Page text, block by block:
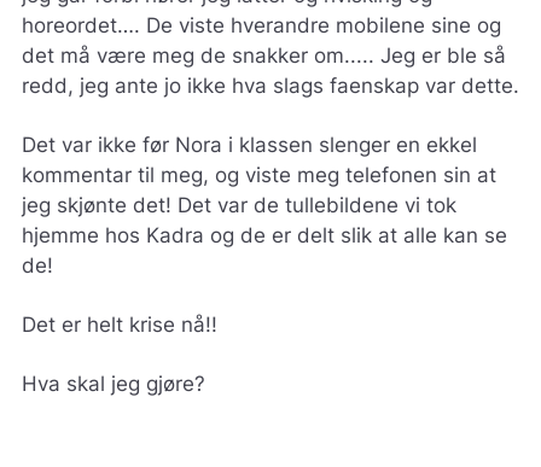
horeordet…. De viste hverandre mobilene sine og
det må være meg de snakker om..... Jeg er ble så
redd, jeg ante jo ikke hva slags faenskap var dette.
Det var ikke før Nora i klassen slenger en ekkel
kommentar til meg, og viste meg telefonen sin at
jeg skjønte det! Det var de tullebildene vi tok
hjemme hos Kadra og de er delt slik at alle kan se
de!
Det er helt krise nå!!
Hva skal jeg gjøre?